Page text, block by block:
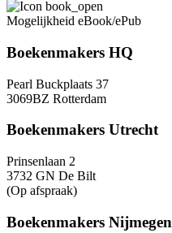
Mogelijkheid eBook/ePub
Boekenmakers HQ
Pearl Buckplaats 37
3069BZ Rotterdam
Boekenmakers Utrecht
Prinsenlaan 2
3732 GN De Bilt
(Op afspraak)
Boekenmakers Nijmegen